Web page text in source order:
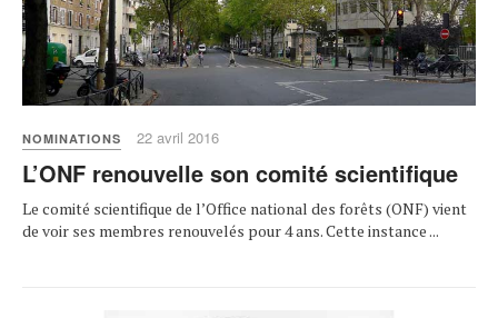
NOMINATIONS 22 avril 2016
L’ONF renouvelle son comité scientifique
Le comité scientifique de l’Office national des forêts (ONF) vient
de voir ses membres renouvelés pour 4 ans. Cette instance ...